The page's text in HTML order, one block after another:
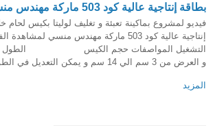
بطاقة إنتاجية عالية كود 503 ماركة مهندس منسي
فيديو لمشروع بماكينة تعبئة و تغليف لوليتا بكيس لحام
إنتاجية عالية كود 503 ماركة مهندس منسي
و العرض من 3 سم الي 14 سم و يمكن التعديل في الطول و العرض كمية […]
المزيد